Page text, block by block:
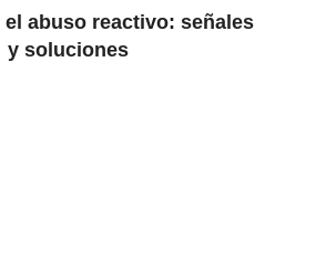
abuso reactivo: señales
y soluciones